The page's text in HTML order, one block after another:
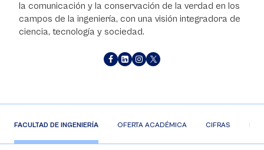
la comunicación y la conservación de la verdad en los
campos de la ingeniería, con una visión integradora de
ciencia, tecnología y sociedad.
FACULTAD DE INGENIERÍA OFERTA ACADÉMICA CIFRAS